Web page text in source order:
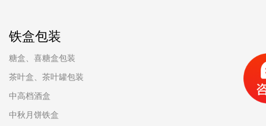
铁盒包装
糖盒、喜糖盒包装
茶叶盒、茶叶罐包装
中高档酒盒
中秋月饼铁盒